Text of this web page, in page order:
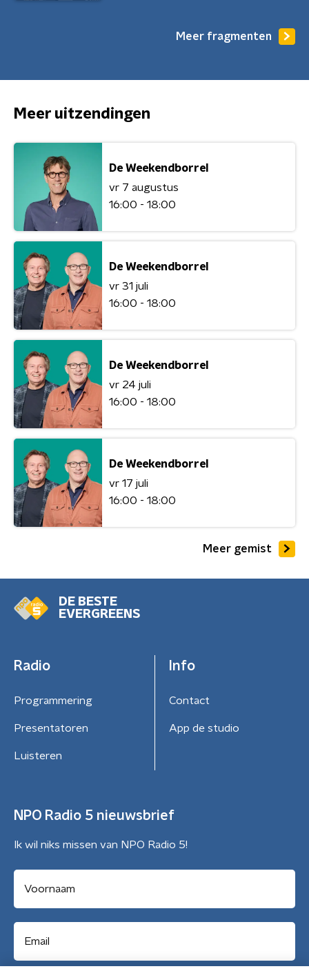
Meer fragmenten
Meer uitzendingen
De Weekendborrel
vr 7 augustus
16:00 - 18:00
De Weekendborrel
vr 31 juli
16:00 - 18:00
De Weekendborrel
vr 24 juli
16:00 - 18:00
De Weekendborrel
vr 17 juli
16:00 - 18:00
Meer gemist
DE BESTE
EVERGREENS
Radio
Programmering
Presentatoren
Luisteren
Info
Contact
App de studio
NPO Radio 5 nieuwsbrief
Ik wil niks missen van NPO Radio 5!